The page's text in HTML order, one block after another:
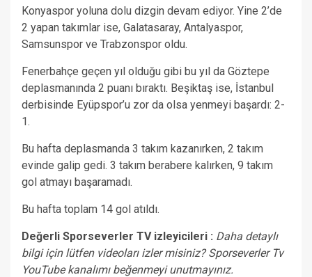
Konyaspor yoluna dolu dizgin devam ediyor. Yine 2’de
2 yapan takımlar ise, Galatasaray, Antalyaspor,
Samsunspor ve Trabzonspor oldu.
Fenerbahçe geçen yıl olduğu gibi bu yıl da Göztepe
deplasmanında 2 puanı bıraktı. Beşiktaş ise, İstanbul
derbisinde Eyüpspor’u zor da olsa yenmeyi başardı: 2-
1.
Bu hafta deplasmanda 3 takım kazanırken, 2 takım
evinde galip gedi. 3 takım berabere kalırken, 9 takım
gol atmayı başaramadı.
Bu hafta toplam 14 gol atıldı.
Değerli Sporseverler TV izleyicileri : Daha detaylı
bilgi için lütfen videoları izler misiniz? Sporseverler Tv
YouTube kanalımı beğenmeyi unutmayınız.